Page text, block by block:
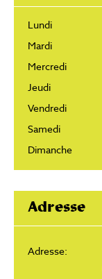
Lundi
Mardi
Mercredi
Jeudi
Vendredi
Samedi
Dimanche
Adresse
Adresse: